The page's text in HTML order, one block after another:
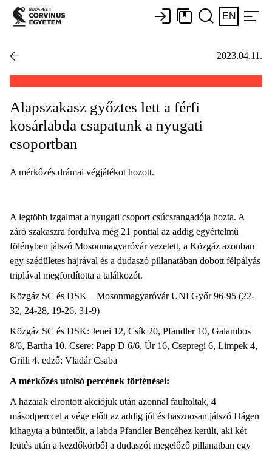
EN
2023.04.11.
Alapszakasz győztes lett a férfi
kosárlabda csapatunk a nyugati
csoportban
A mérkőzés drámai végjátékot hozott.
A legtöbb izgalmat a nyugati csoport csúcsrangadója hozta. A
záró szakaszra fordulva még 21 ponttal az addig egyértelmű
fölényben játszó Mosonmagyaróvár vezetett, a Közgáz azonban
egy szédületes hajrával és a dudaszó pillanatában dobott félpályás
triplával megfordította a találkozót.
Közgáz SC és DSK – Mosonmagyaróvár UNI Győr 96-95 (22-
32, 24-28, 19-26, 31-9)
Közgáz SC és DSK: Jenei 12, Csík 20, Pfandler 10, Galambos
8/6, Bartha 10. Csere: Papp D 6/6, Úr 16, Csepregi 6, Limpek 4,
Grilli 4. edző: Vladár Csaba
A mérkőzés utolsó percének történései:
A hazaiak elrontott akciójuk után azonnal faultoltak, 4
másodperccel a vége előtt az addig jól és hasznosan játszó Hágen
kihagyta a büntetőit, a labda Pfandler Bencéhez került, aki két
leütés után a kezdőkörből a dudaszót megelőző pillanatban egy